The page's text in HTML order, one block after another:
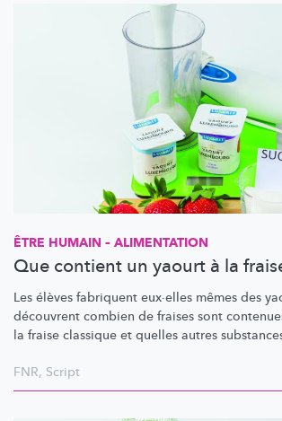
ÊTRE HUMAIN – ALIMENTATION
Que contient un yaourt à la
Les élèves fabriquent eux·elles mêmes des
découvrent combien de fraises sont
la fraise classique et quelles autres
FNR, Script